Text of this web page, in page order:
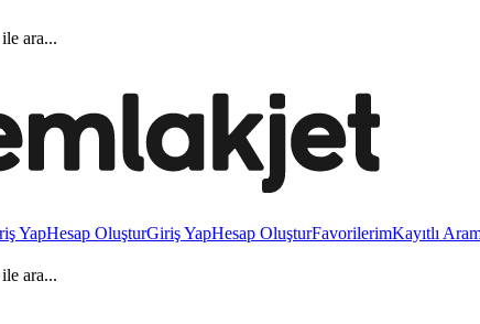
ara...
YapHesap OluşturGiriş YapHesap OluşturFavorilerimKayıtlı
ara...